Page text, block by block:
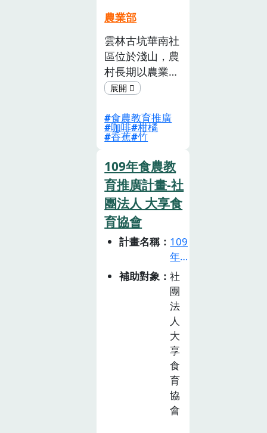
農業部
雲林古坑華南社
區位於淺山，農
村長期以農業生
產為主，不僅在
區有許多生態資
源，農業生 產
值得教育與傳承
的食農知識。
本計畫設計四套
與在地食農知識
結合的遊戲牌
卡，1. 「只要我
長大」以古坑常
見的物產：咖
蕉設計成作物成
長的遊戲課程；
2.竹產業與品種
的應用遊戲「ㄎ
ㄚˋ筍仔達人」3.
「花招百出」將
淺山環境 常見
植物透過精美插
食農教育推廣
咖啡 柑橘
香蕉 竹
109年食農教
育推廣計畫-社
團法人 大享食
育協會
計畫名稱
109
年
食
農
教
育
推
廣
計
畫
徵
選
活
補助對象
社
團
法
人
大
享
食
育
協
會